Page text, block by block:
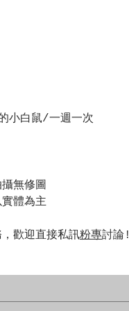
小白鼠/一週一次
無修圖
體為主
歡迎直接私訊粉專討論!